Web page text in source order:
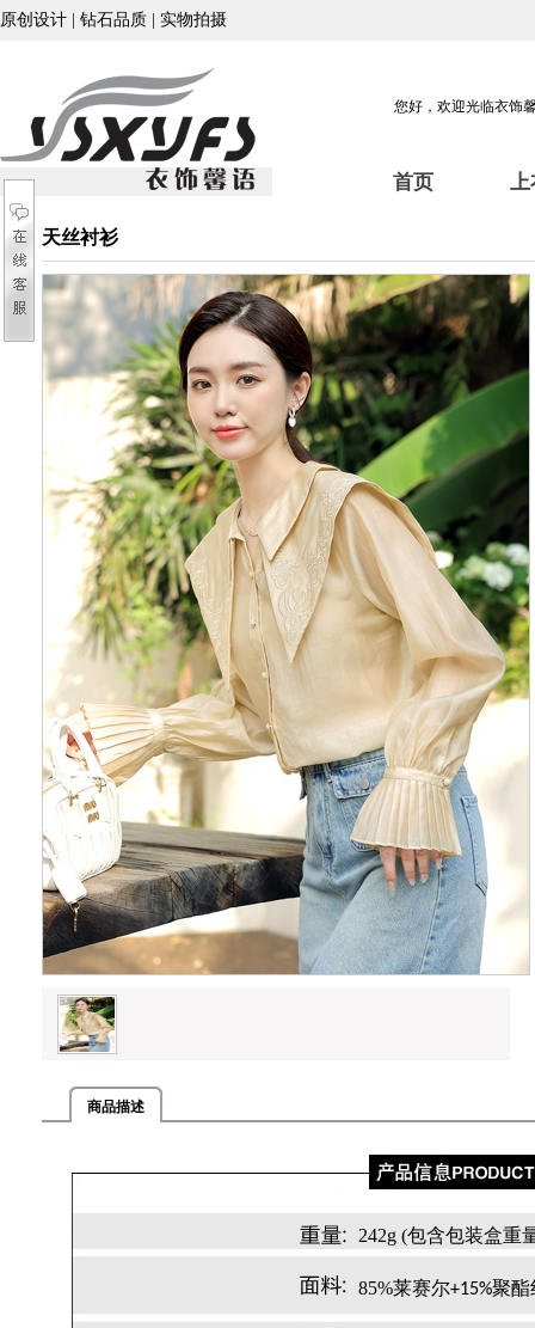
原创设计 | 钻石品质 | 实物拍摄
您好，欢迎光临衣饰
首页 上
天丝衬衫
商品描述
242g (包含包装盒重
85%莱赛尔+15%聚酯